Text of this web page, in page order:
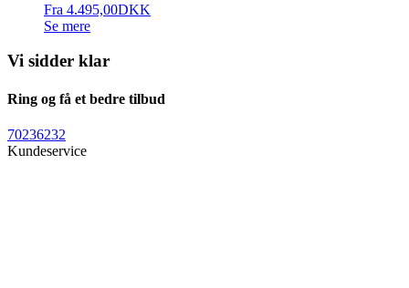
Fra 4.495,00DKK
Se mere
Vi sidder klar
Ring og få et bedre tilbud
70236232
Kundeservice